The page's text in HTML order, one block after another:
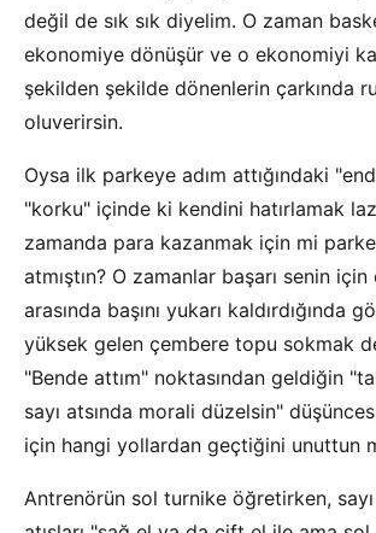
değil de sık sık diyelim. O zaman
ekonomiye dönüşür ve o ekonomiyi
şekilden şekilde dönenlerin çarkında
oluverirsin.
Oysa ilk parkeye adım attığındaki
"korku" içinde ki kendini hatırlamak
zamanda para kazanmak için mi
atmıştın? O zamanlar başarı senin için
arasında başını yukarı kaldırdığında
yüksek gelen çembere topu sokmak
"Bende attım" noktasından geldiğin
sayı atsında morali düzelsin"
için hangi yollardan geçtiğini unuttun
Antrenörün sol turnike öğretirken,